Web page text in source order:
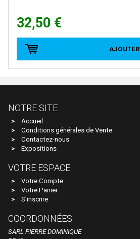
E.T.S
Elec-Trains International- MMRG
ELECTROTREN
EPM
ERIAM
ESCI
EURO-SCALE
32,50 €
AJOUTER
NOTRE SITE
Accueil
Conditions générales de Vente
Contactez-nous
Expositions
VOTRE ESPACE
Votre Compte
Votre Panier
S'inscrire
COORDONNÉES
SARL PIERRE DOMINIQUE